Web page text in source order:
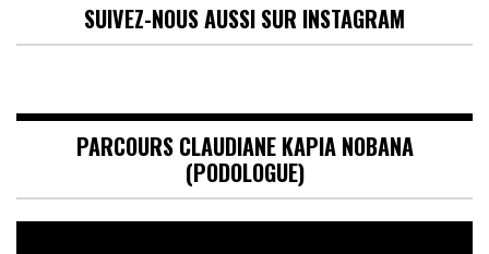
SUIVEZ-NOUS AUSSI SUR INSTAGRAM
PARCOURS CLAUDIANE KAPIA NOBANA
(PODOLOGUE)